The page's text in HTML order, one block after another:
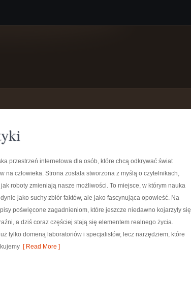
przestrzeń internetowa dla osób, które chcą odkrywać świat
na człowieka. Strona została stworzona z myślą o czytelnikach,
roboty zmieniają nasze możliwości. To miejsce, w którym nauka
jako suchy zbiór faktów, ale jako fascynująca opowieść. Na
poświęcone zagadnieniom, które jeszcze niedawno kojarzyły się
a dziś coraz częściej stają się elementem realnego życia.
tylko domeną laboratoriów i specjalistów, lecz narzędziem, które
[ Read More ]